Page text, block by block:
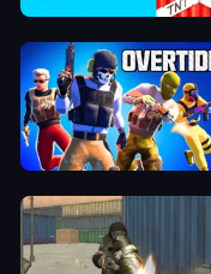
Overtide.io